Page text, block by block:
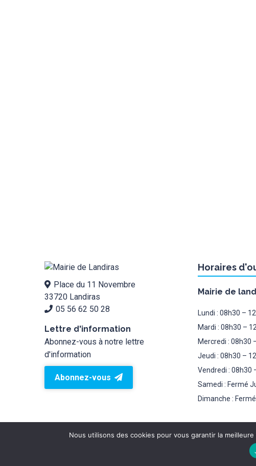
Place du 11 Novembre
33720 Landiras
05 56 62 50 28
Lettre d'information
Abonnez-vous à notre lettre
d'information
Abonnez-vous
Horaires
Mairie de
Lundi : 08h30 –
Mardi : 08h30 –
Mercredi : 08h30
Jeudi : 08h30 –
Vendredi : 08h30
Samedi : Fermé
Dimanche : Fermé
Nous utilisons des cookies pour vous garantir la